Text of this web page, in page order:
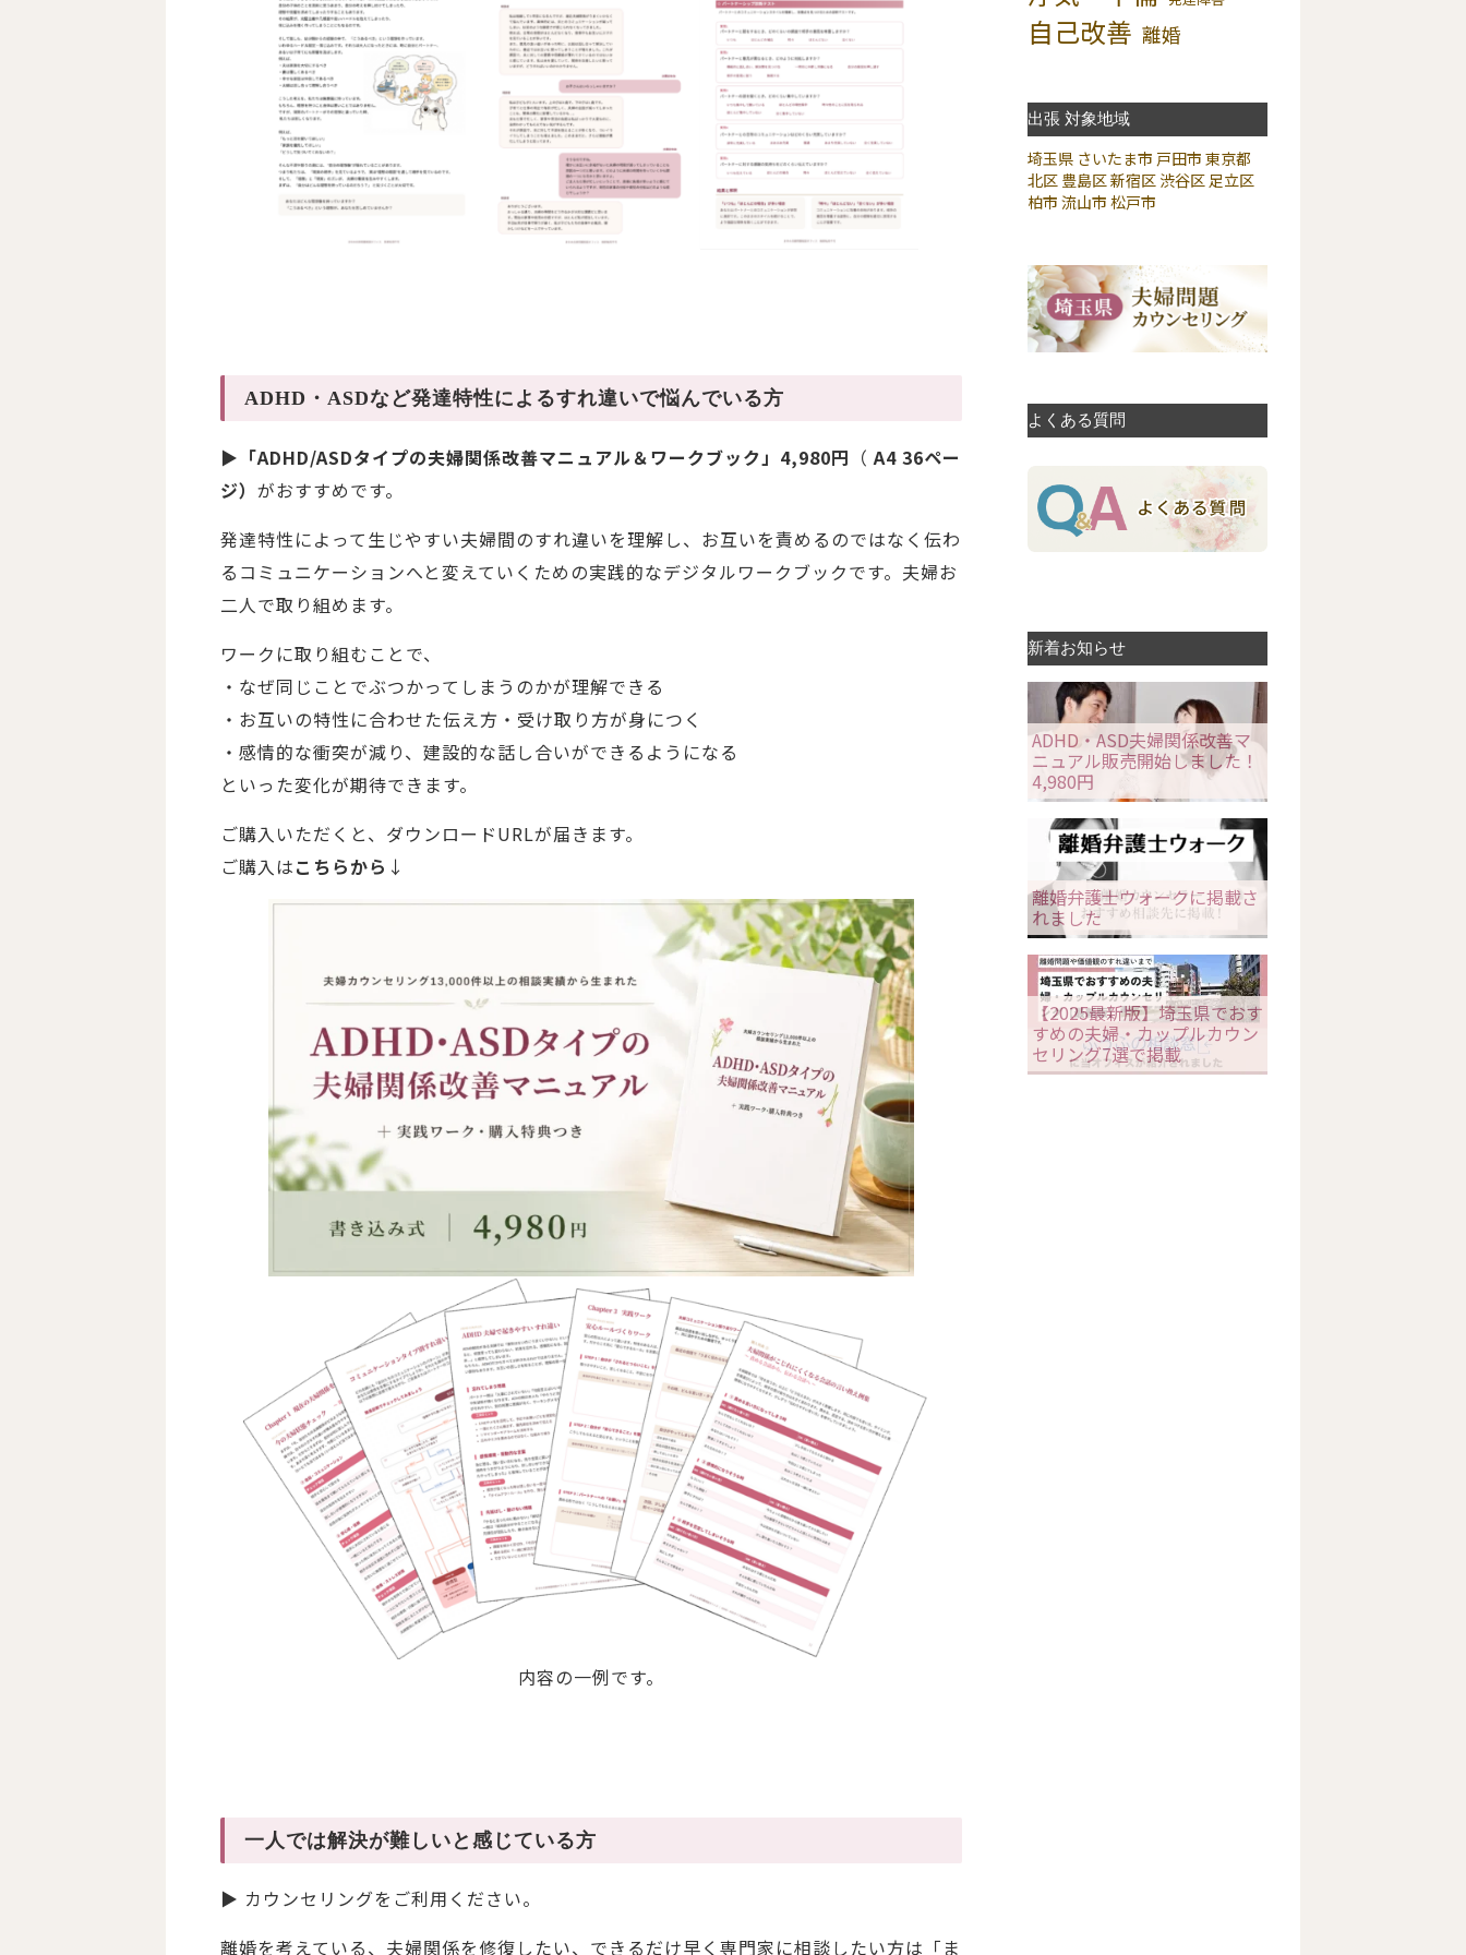
ADHD・ASDなど発達特性によるすれ違いで悩んでいる方
▶ 「ADHD/ASDタイプの夫婦関係改善マニュアル＆ワークブック」4,980円 （ A4 36ペー
ジ） がおすすめです。
発達特性によって生じやすい夫婦間のすれ違いを理解し、お互いを責めるのではなく伝わ
るコミュニケーションへと変えていくための実践的なデジタルワークブックです。夫婦お
二人で取り組めます。
ワークに取り組むことで、
・なぜ同じことでぶつかってしまうのかが理解できる
・お互いの特性に合わせた伝え方・受け取り方が身につく
・感情的な衝突が減り、建設的な話し合いができるようになる
といった変化が期待できます。
ご購入いただくと、ダウンロードURLが届きます。
ご購入はこちらから ↓
内容の一例です。
一人では解決が難しいと感じている方
▶ カウンセリングをご利用ください。
離婚を考えている、夫婦関係を修復したい、できるだけ早く専門家に相談したい方は「ま
自己改善 離婚
出張 対象地域
埼玉県 さいたま市 戸田市 東京都
北区 豊島区新宿区 渋谷区 足立区
柏市 流山市 松戸市
よくある質問
新着お知らせ
ADHD・ASD夫婦関係改善マ
ニュアル販売開始しました！
4,980円
離婚弁護士ウォークに掲載さ
れました
【2025最新版】埼玉県でおす
すめの夫婦・カップルカウン
セリング7選で掲載